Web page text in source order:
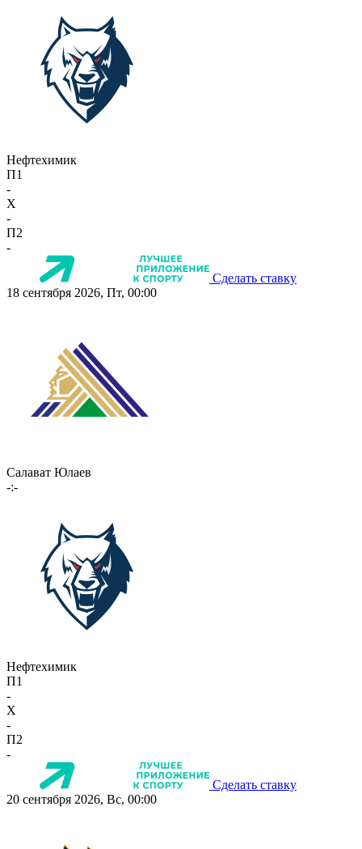
Нефтехимик
П1
-
X
-
П2
-
Сделать ставку
18 сентября 2026, Пт, 00:00
Салават Юлаев
-:-
Нефтехимик
П1
-
X
-
П2
-
Сделать ставку
20 сентября 2026, Вс, 00:00